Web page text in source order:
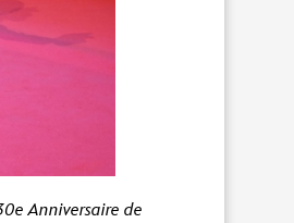
Anniversaire de